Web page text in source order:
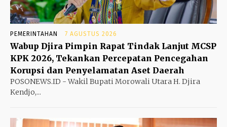
PEMERINTAHAN 7 AGUSTUS 2026
Wabup Djira Pimpin Rapat Tindak Lanjut MCSP
KPK 2026, Tekankan Percepatan Pencegahan
Korupsi dan Penyelamatan Aset Daerah
POSONEWS.ID - Wakil Bupati Morowali Utara H. Djira
Kendjo,...